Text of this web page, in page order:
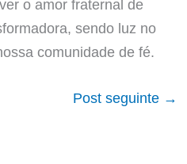
o amor fraternal de
sendo luz no
comunidade de fé.
Post seguinte →